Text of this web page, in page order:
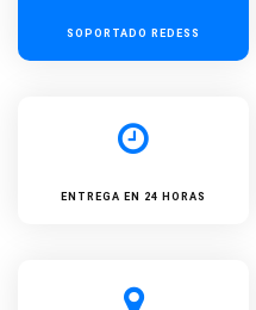
SOPORTADO REDESS
ENTREGA EN 24 HORAS